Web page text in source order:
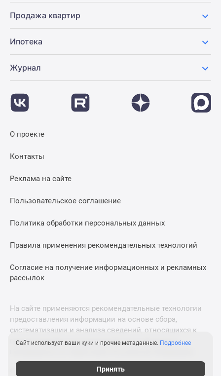
реновации
Москве
Новостройки
премиум-
класса
Новостройки
бизнес-
класса
Траншевая
Дома
Коттеджные
Москве
коттеджные
поселки
коттеджные
поселки
Коттеджные
поселки
Продажа квартир
Ипотека
Журнал
О проекте
Контакты
Реклама на сайте
Пользовательское соглашение
Политика обработки персональных данных
Правила применения рекомендательных технологий
Согласие на получение информационных и рекламных
рассылок
На сайте применяются рекомендательные технологии
предоставления информации на основе сбора,
систематизации и анализа сведений, относящихся к
предпочтениям пользователей сети «Интернет»,
© 2011—2026 Новострой-М. Все права защищены. Всё,
Сайт использует ваши куки и прочие метаданные. Подробнее
Принять